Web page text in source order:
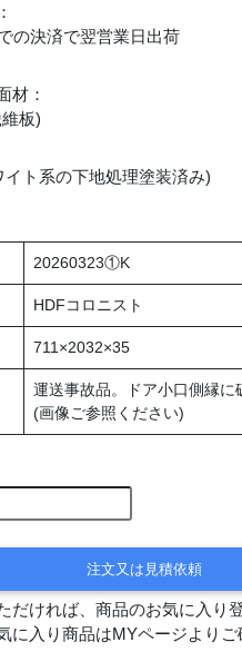
：
の決済で翌営業日出荷
材 ：
板)
イト系の下地処理塗装済み)
20260323①K
HDFコロニスト
711×2032×35
運送事故品。ドア小口側縁に
(画像ご参照ください)
注文又は見積依頼
だければ、商品のお気に入り
に入り商品はMYページよりご